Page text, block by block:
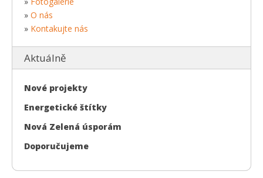
» O nás
» Kontakujte nás
Aktuálně
Nové projekty
Energetické štítky
Nová Zelená úsporám
Doporučujeme